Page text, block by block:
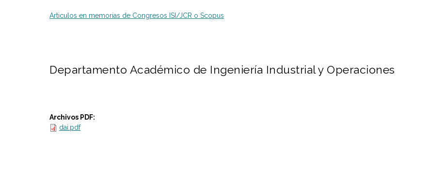
Articulos en memorias de Congresos ISI/JCR o Scopus
Departamento Académico de Ingeniería Industrial y Operaciones
Archivos PDF:
dai.pdf